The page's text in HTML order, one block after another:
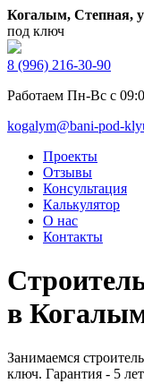
Когалым, Степная,
под ключ
8 (996) 216-30-90
Работаем Пн-Вс с
kogalym@bani-pod-
Проекты
Отзывы
Консультация
Калькулятор
О нас
Контакты
в
Занимаемся
ключ. Гарантия - 5